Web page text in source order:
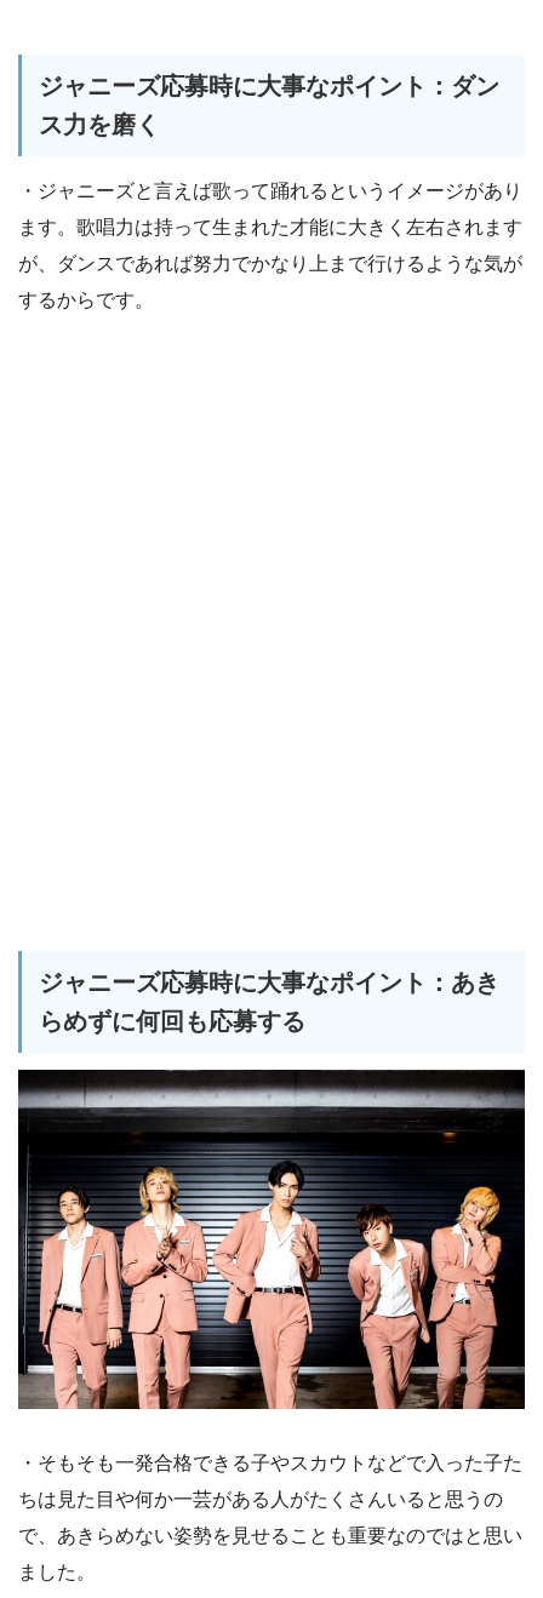
ジャニーズ応募時に大事なポイント：ダン
ス力を磨く
・ジャニーズと言えば歌って踊れるというイメージがあり
ます。歌唱力は持って生まれた才能に大きく左右されます
が、ダンスであれば努力でかなり上まで行けるような気が
するからです。
ジャニーズ応募時に大事なポイント：あき
らめずに何回も応募する
・そもそも一発合格できる子やスカウトなどで入った子た
ちは見た目や何か一芸がある人がたくさんいると思うの
で、あきらめない姿勢を見せることも重要なのではと思い
ました。